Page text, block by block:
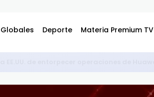
Globales Deporte Materia Premium TV